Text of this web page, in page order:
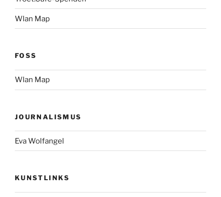
Wlan Map
FOSS
Wlan Map
JOURNALISMUS
Eva Wolfangel
KUNSTLINKS